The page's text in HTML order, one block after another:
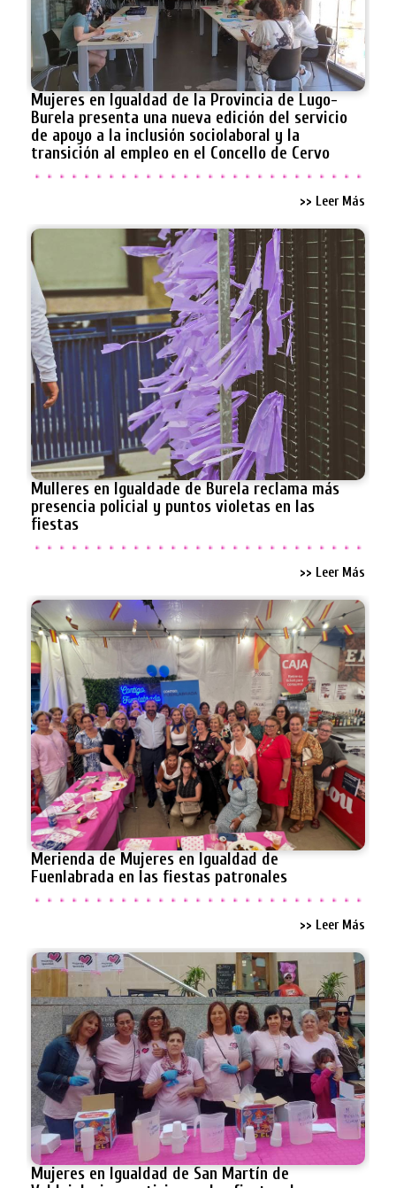
Mujeres en Igualdad de la Provincia de Lugo-
Burela presenta una nueva edición del servicio
de apoyo a la inclusión sociolaboral y la
transición al empleo en el Concello de Cervo
>> Leer Más
Mulleres en Igualdade de Burela reclama más
presencia policial y puntos violetas en las
fiestas
>> Leer Más
Merienda de Mujeres en Igualdad de
Fuenlabrada en las fiestas patronales
>> Leer Más
Mujeres en Igualdad de San Martín de